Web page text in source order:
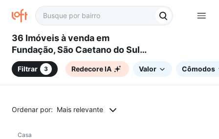
36 Imóveis à venda em
Fundação, São Caetano do Sul,
SP
Filtrar 3 Redecore IA Valor Cômodos
Ordenar por: Mais relevante
Casa